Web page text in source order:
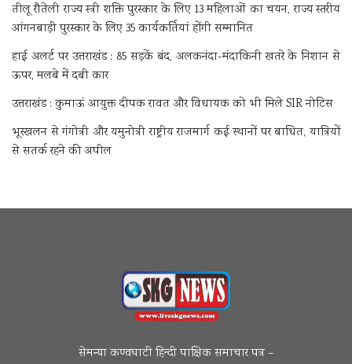
तीलू रौतेली राज्य स्त्री शक्ति पुरस्कार के लिए 13 महिलाओं का चयन, राज्य स्तरीय
आंगनबाड़ी पुरस्कार के लिए 35 कार्यकर्तियां होंगी सम्मानित
हाई अलर्ट पर उत्तराखंड : 85 सड़कें बंद, अलकनंदा-मंदाकिनी खतरे के निशान से
ऊपर, मलबे में दबी कार
उत्तराखंड : कुमाऊं आयुक्त दीपक रावत और विधायक को भी मिले SIR नोटिस
भूस्खलन से गंगोत्री और यमुनोत्री राष्ट्रीय राजमार्ग कई स्थानों पर बाधित, यात्रियों
से सतर्क रहने की अपील
सेमन्या कण्वघाटी हिन्दी पाक्षिक समाचार पत्र –